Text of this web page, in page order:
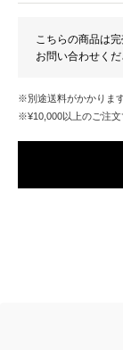
こちらの商品は
お問い合わせくだ
※別途送料がかかりま
※¥10,000以上のご注